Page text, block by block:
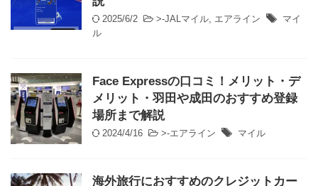
2025/6/2 >-JALマイル, エアライン
マイ
ル
Face Expressの口コミ！メリット・デ
メリット・羽田や成田のおすすめ登録
場所まで解説
2024/4/16 >-エアライン マイル
海外旅行におすすめのクレジットカー